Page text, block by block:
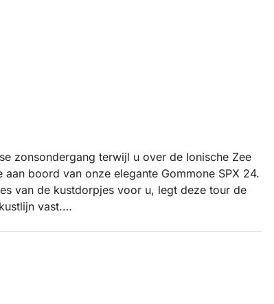
zonsondergang terwijl u over de Ionische Zee
boord van onze elegante Gommone SPX 24.
van de kustdorpjes voor u, legt deze tour de
vast.
eerste schilderachtige passage langs de
zon begint te zakken, glijden we langs de kliffen